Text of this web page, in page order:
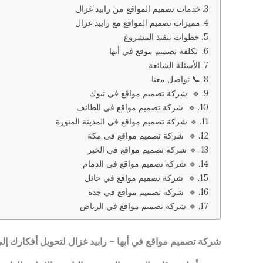
خدمات تصميم المواقع من رابيد غزال
مميزات تصميم المواقع مع رابيد غزال
خطوات تنفيذ المشروع
تكلفة تصميم موقع في أبها
الأسئلة الشائعة
📞 تواصل معنا
🔹 شركة تصميم مواقع في تبوك
🔹 شركة تصميم مواقع في الطائف
🔹 شركة تصميم مواقع في المدينة المنورة
🔹 شركة تصميم مواقع في مكة
🔹 شركة تصميم مواقع في الخبر
🔹 شركة تصميم مواقع في الدمام
🔹 شركة تصميم مواقع في حائل
🔹 شركة تصميم مواقع في جدة
🔹 شركة تصميم مواقع في الرياض
شركة تصميم مواقع في أبها – رابيد غزال لتحويل أفكارك